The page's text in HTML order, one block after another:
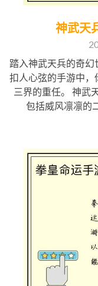
神武天
踏入神武天兵的奇
扣人心弦的手游中
三界的重任。 神武
包括威风凛凛的